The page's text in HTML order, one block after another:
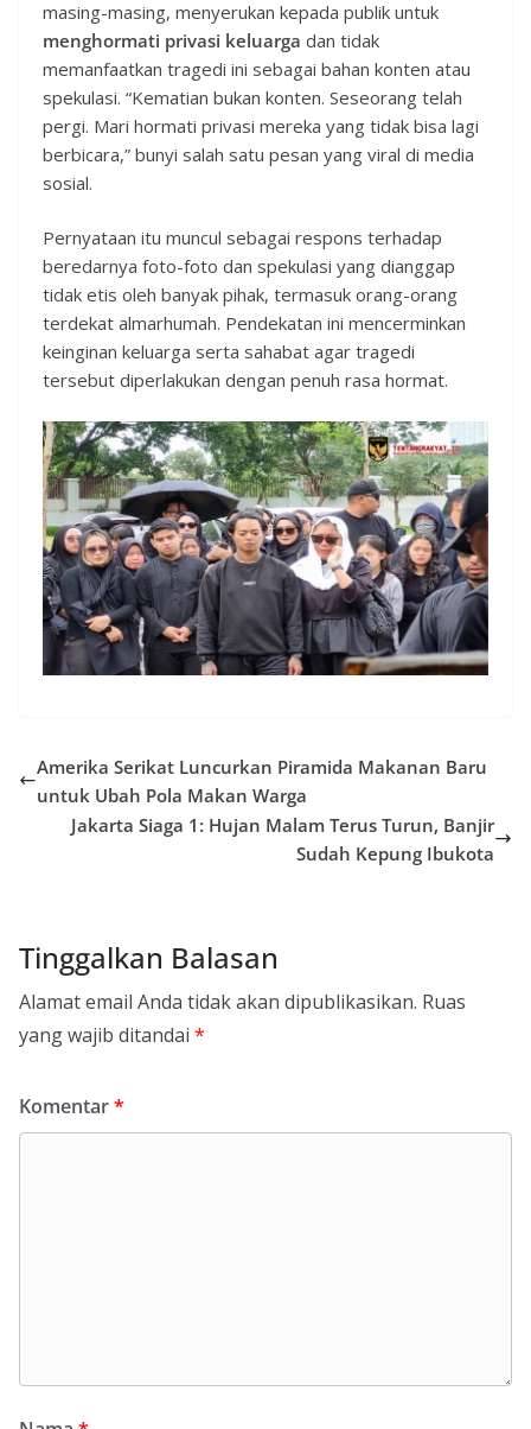
masing-masing, menyerukan kepada publik untuk
menghormati privasi keluarga dan tidak
memanfaatkan tragedi ini sebagai bahan konten atau
spekulasi. “Kematian bukan konten. Seseorang telah
pergi. Mari hormati privasi mereka yang tidak bisa lagi
berbicara,” bunyi salah satu pesan yang viral di media
sosial.
Pernyataan itu muncul sebagai respons terhadap
beredarnya foto-foto dan spekulasi yang dianggap
tidak etis oleh banyak pihak, termasuk orang-orang
terdekat almarhumah. Pendekatan ini mencerminkan
keinginan keluarga serta sahabat agar tragedi
tersebut diperlakukan dengan penuh rasa hormat.
Amerika Serikat Luncurkan Piramida Makanan Baru
untuk Ubah Pola Makan Warga
Jakarta Siaga 1: Hujan Malam Terus Turun, Banjir
Sudah Kepung Ibukota
Tinggalkan Balasan
Alamat email Anda tidak akan dipublikasikan. Ruas
yang wajib ditandai *
Komentar*